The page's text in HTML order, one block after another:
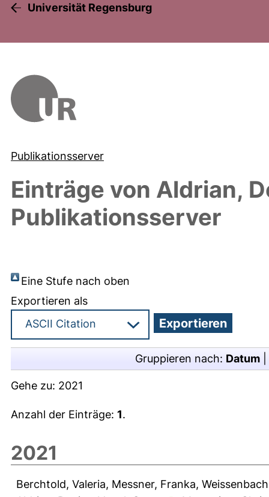
Universität Regensburg
Publikationsserver
Einträge von Aldrian,
Publikationsserver
Eine Stufe nach oben
Exportieren als
Gruppieren nach: Datum
Gehe zu: 2021
Anzahl der Einträge: 1.
2021
Berchtold, Valeria, Messner, Franka,